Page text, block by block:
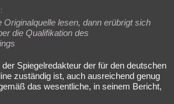
Unterhaltung
Gruppen Gaming Filme
Originalquelle lesen, dann erübrigt sich
die Qualifikation des
Spiegelredakteur der für den deutschen
zuständig ist, auch ausreichend genug
das wesentliche, in seinem Bericht,